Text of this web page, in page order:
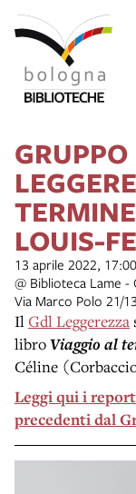
LOUIS-
13 aprile 2022, 17:00
@ Biblioteca Lame -
Via Marco Polo 21/
Il Gdl Leggerezza
libroViaggio al
Céline
Leggi qui i
precedenti dal